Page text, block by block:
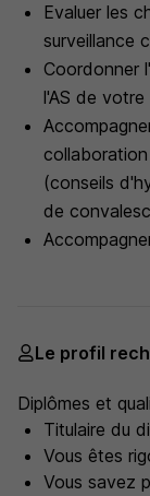
Evaluer les
surveillance
Coordonner
l'AS de
collaboration
(conseils
de
Le profil
Diplômes et
Titulaire du
Vous êtes
Vous savez